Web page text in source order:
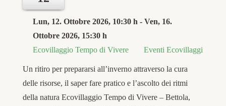
Lun, 12. Ottobre 2026, 10:30 h - Ven, 16.
Ottobre 2026, 15:30 h
Ecovillaggio Tempo di Vivere
Eventi Ecovillaggi
Un ritiro per prepararsi all’inverno attraverso la cura
delle risorse, il saper fare pratico e l’ascolto dei ritmi
della natura Ecovillaggio Tempo di Vivere – Bettola,